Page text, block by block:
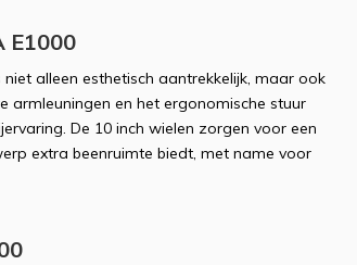
E1000
niet alleen esthetisch aantrekkelijk, maar ook
armleuningen en het ergonomische stuur
De 10 inch wielen zorgen voor een
extra beenruimte biedt, met name voor